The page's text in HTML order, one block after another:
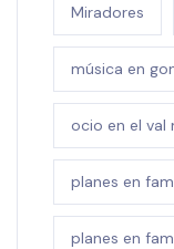
Miradores
música en
ocio en el val
planes en
planes en